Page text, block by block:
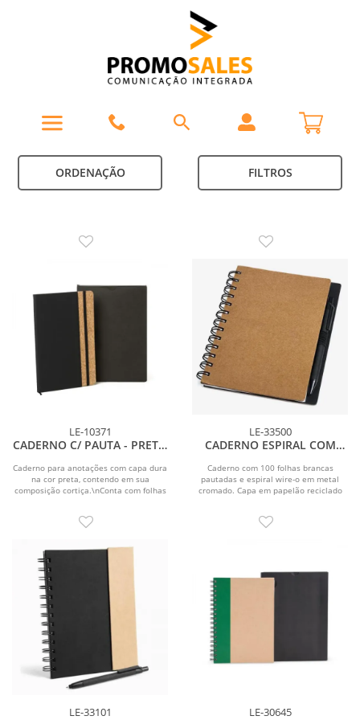
ORDENAÇÃO FILTROS
LE-10371
CADERNO C/ PAUTA - PRETO
Caderno para anotações com capa dura
na cor preta, contendo em sua
composição cortiça.\nConta com folhas
LE-33500
CADERNO ESPIRAL COM
RECICLADOS
Caderno com 100 folhas brancas
pautadas e espiral wire-o em metal
cromado. Capa em papelão reciclado
LE-33101 LE-30645